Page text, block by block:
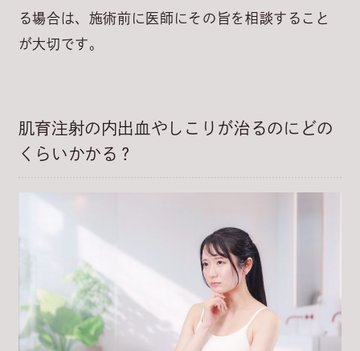
る場合は、施術前に医師にその旨を相談すること
が大切です。
肌育注射の内出血やしこりが治るのにどの
くらいかかる？